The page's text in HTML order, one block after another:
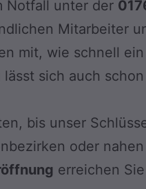
Notfall unter der
Mitarbeiter
mit, wie schnell
sich auch
bis unser
oder
erreichen